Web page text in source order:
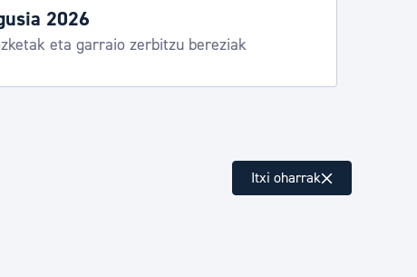
eta ingurumena
2026
eta garraio zerbitzu bereziak
Itxi oharrak